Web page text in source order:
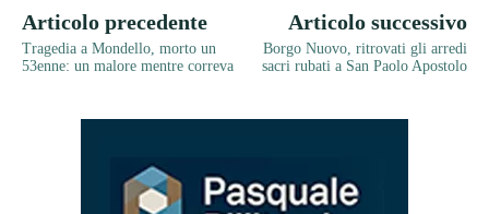
Articolo precedente
Tragedia a Mondello, morto un
53enne: un malore mentre correva
Articolo successivo
Borgo Nuovo, ritrovati gli arredi
sacri rubati a San Paolo Apostolo